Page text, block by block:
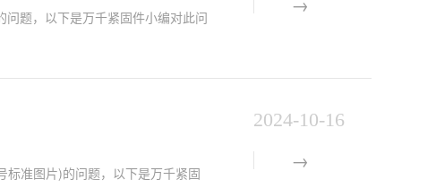
题，以下是万千紧固件小编对此问
2024-10-16
准图片)的问题，以下是万千紧固